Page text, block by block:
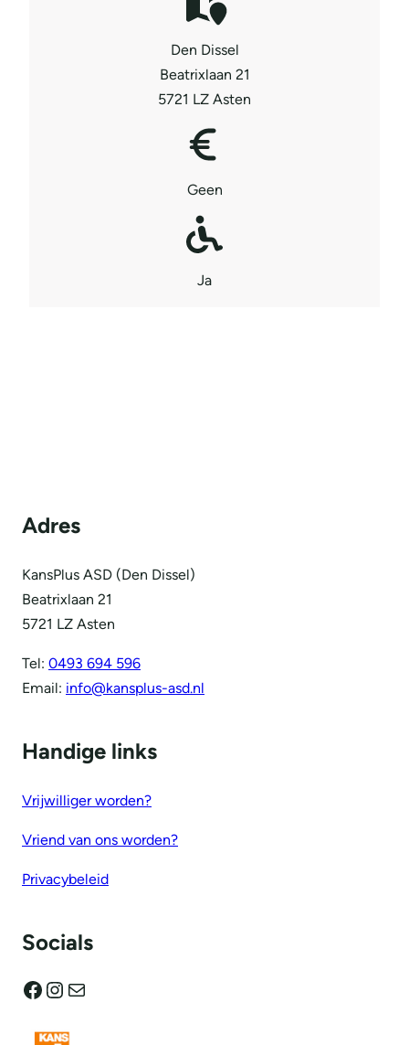
Den Dissel
Beatrixlaan 21
5721 LZ Asten
Geen
Ja
Adres
KansPlus ASD (Den Dissel)
Beatrixlaan 21
5721 LZ Asten
Tel: 0493 694 596
Email: info@kansplus-asd.nl
Handige links
Vrijwilliger worden?
Vriend van ons worden?
Privacybeleid
Socials
Facebook Instagram E-mail